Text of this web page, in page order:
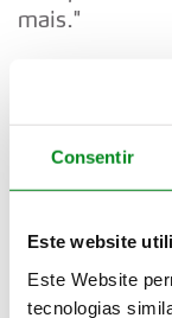
Consentir
Este website
Este Website
tecnologias
mais."
“Está bastante
“Tento
domingo.